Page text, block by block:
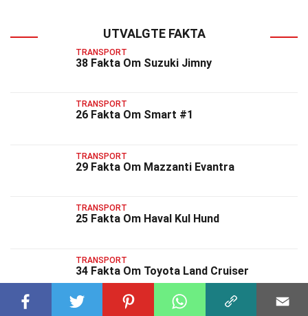
UTVALGTE FAKTA
TRANSPORT
38 Fakta Om Suzuki Jimny
TRANSPORT
26 Fakta Om Smart #1
TRANSPORT
29 Fakta Om Mazzanti Evantra
TRANSPORT
25 Fakta Om Haval Kul Hund
TRANSPORT
34 Fakta Om Toyota Land Cruiser
TRANSPORT